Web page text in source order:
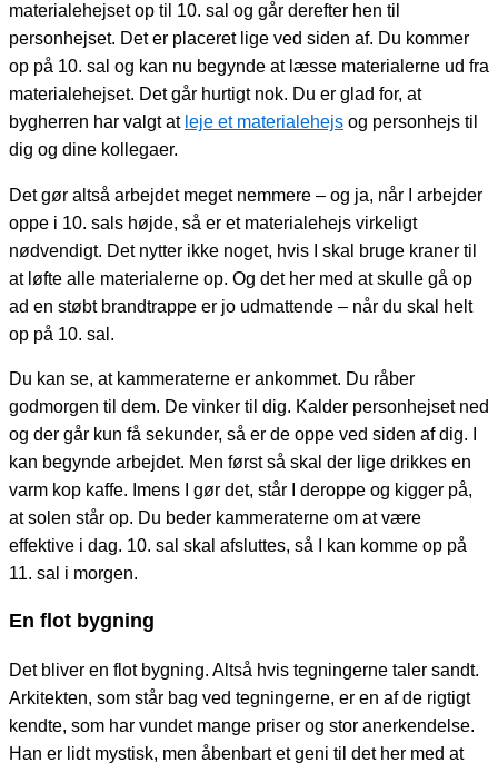
materialehejset op til 10. sal og går derefter hen til
personhejset. Det er placeret lige ved siden af. Du kommer
op på 10. sal og kan nu begynde at læsse materialerne ud fra
materialehejset. Det går hurtigt nok. Du er glad for, at
bygherren har valgt at leje et materialehejs og personhejs til
dig og dine kollegaer.
Det gør altså arbejdet meget nemmere – og ja, når I arbejder
oppe i 10. sals højde, så er et materialehejs virkeligt
nødvendigt. Det nytter ikke noget, hvis I skal bruge kraner til
at løfte alle materialerne op. Og det her med at skulle gå op
ad en støbt brandtrappe er jo udmattende – når du skal helt
op på 10. sal.
Du kan se, at kammeraterne er ankommet. Du råber
godmorgen til dem. De vinker til dig. Kalder personhejset ned
og der går kun få sekunder, så er de oppe ved siden af dig. I
kan begynde arbejdet. Men først så skal der lige drikkes en
varm kop kaffe. Imens I gør det, står I deroppe og kigger på,
at solen står op. Du beder kammeraterne om at være
effektive i dag. 10. sal skal afsluttes, så I kan komme op på
11. sal i morgen.
En flot bygning
Det bliver en flot bygning. Altså hvis tegningerne taler sandt.
Arkitekten, som står bag ved tegningerne, er en af de rigtigt
kendte, som har vundet mange priser og stor anerkendelse.
Han er lidt mystisk, men åbenbart et geni til det her med at